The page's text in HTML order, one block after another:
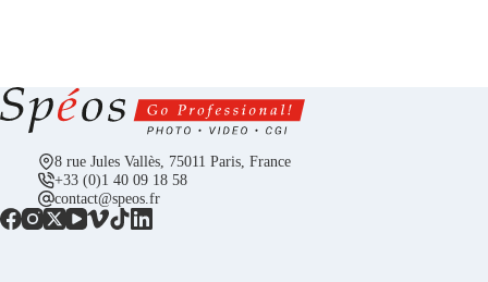
8 rue Jules Vallès, 75011 Paris, France
+33 (0)1 40 09 18 58
contact@speos.fr